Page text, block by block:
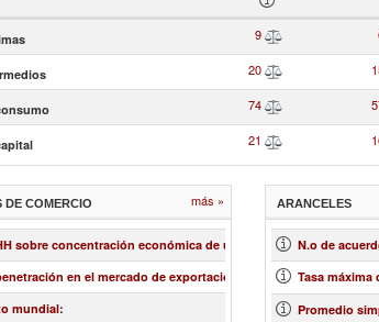
9
20
74
21
DE COMERCIO más »
sobre concentración económica de un mercado 0.11
en el mercado de exportación 2.51
mundial: 7.67
ARANCELES
N.o de
Tasa máxima
Promedio